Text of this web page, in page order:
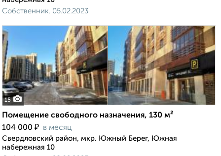
Собственник, 05.02.2023
15
Помещение свободного назначения, 130 м²
104 000 ₽ в месяц
Свердловский район, мкр. Южный Берег, Южная
набережная 10